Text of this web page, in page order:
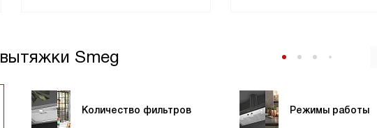
Smeg
Количество фильтров Режимы работы